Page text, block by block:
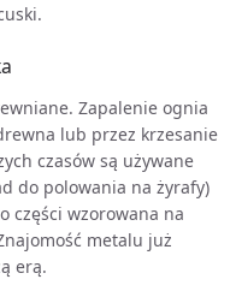
Zapalenie ognia
lub przez krzesanie
czasów są używane
do polowania na żyrafy)
części wzorowana na
metalu już
erą.